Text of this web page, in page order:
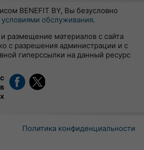
BENEFIT BY, Вы безусловно
условиями обслуживания.
размещение материалов с сайта
с разрешения администрации и с
гиперссылки на данный ресурс
Политика конфиденциальности